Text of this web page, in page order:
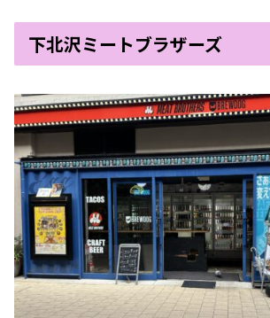
下北沢ミートブラザーズ